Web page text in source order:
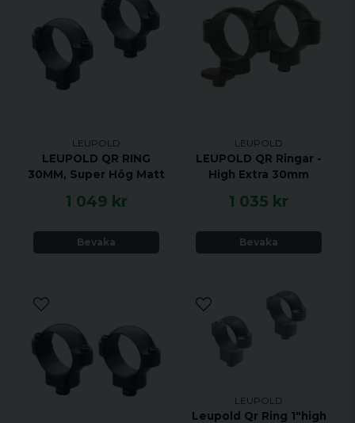
LEUPOLD
LEUPOLD QR RING
30MM, Super Hög Matt
1 049 kr
Bevaka
LEUPOLD
LEUPOLD QR Ringar -
High Extra 30mm
1 035 kr
Bevaka
LEUPOLD
Leupold Qr Ring 1"high